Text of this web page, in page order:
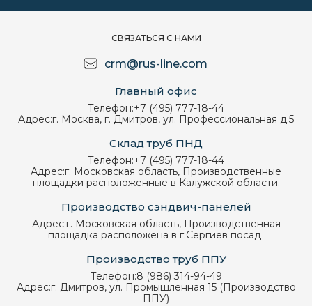
СВЯЗАТЬСЯ С НАМИ
crm@rus-line.com
Главный офис
Телефон:+7 (495) 777-18-44
Адрес:г. Москва, г. Дмитров, ул. Профессиональная д.5
Склад труб ПНД
Телефон:+7 (495) 777-18-44
Адрес:г. Московская область, Производственные
площадки расположенные в Калужской области.
Производство сэндвич-панелей
Адрес:г. Московская область, Производственная
площадка расположена в г.Сергиев посад
Производство труб ППУ
Телефон:8 (986) 314-94-49
Адрес:г. Дмитров, ул. Промышленная 15 (Производство
ППУ)